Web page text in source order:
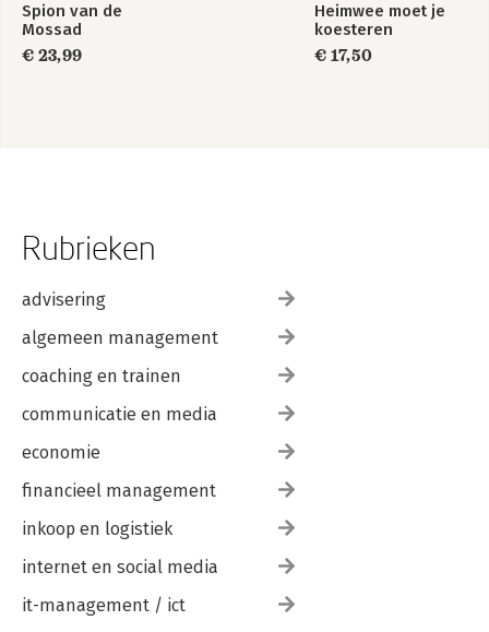
Spion van de
Mossad
€ 23,99
Heimwee moet je
koesteren
€ 17,50
Rubrieken
advisering
algemeen management
coaching en trainen
communicatie en media
economie
financieel management
inkoop en logistiek
internet en social media
it-management / ict